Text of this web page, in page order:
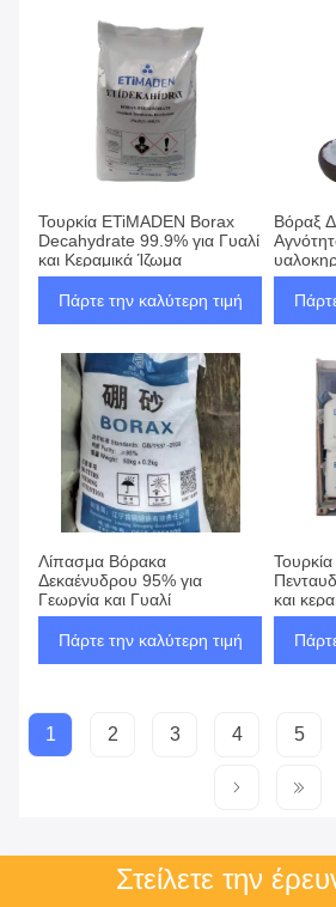
Τουρκία ETiMADEN Borax
Decahydrate 99.9% για Γυαλί
και Κεραμικά Ίζωμα
Πάρτε την καλύτερη τιμή
Βόραξ
Λίπασμα Βόρακα
Δεκαένυδρου 95% για
Γεωργία και Γυαλί
Πάρτε την καλύτερη τιμή
και
1 2 3 4 5
Στείλετε την